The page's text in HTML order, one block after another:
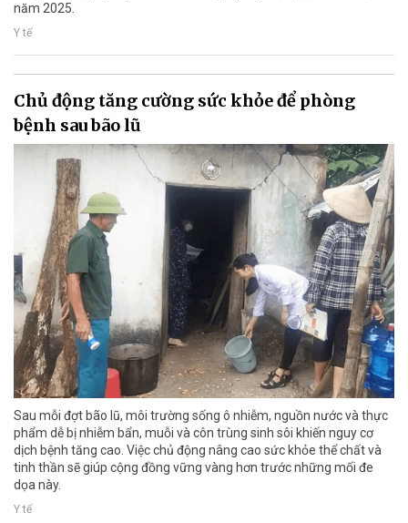
năm 2025.
Y tế
Chủ động tăng cường sức khỏe để phòng
bệnh sau bão lũ
Sau mỗi đợt bão lũ, môi trường sống ô nhiễm, nguồn nước và thực
phẩm dễ bị nhiễm bẩn, muỗi và côn trùng sinh sôi khiến nguy cơ
dịch bệnh tăng cao. Việc chủ động nâng cao sức khỏe thể chất và
tinh thần sẽ giúp cộng đồng vững vàng hơn trước những mối đe
dọa này.
Y tế